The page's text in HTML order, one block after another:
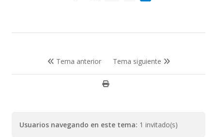
Tema anterior Tema siguiente
Usuarios navegando en este tema: 1 invitado(s)